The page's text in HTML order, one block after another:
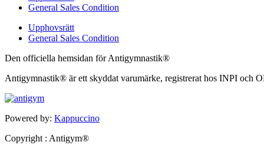
General Sales Condition
Upphovsrätt
General Sales Condition
Den officiella hemsidan för Antigymnastik®
Antigymnastik® är ett skyddat varumärke, registrerat hos INPI och
Powered by: Kappuccino
Copyright : Antigym®